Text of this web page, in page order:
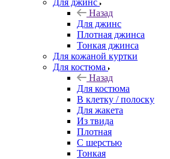
Для джинс
Назад
Для джинс
Плотная джинса
Тонкая джинса
Для кожаной куртки
Для костюма
Назад
Для костюма
В клетку / полоску
Для жакета
Из твида
Плотная
С шерстью
Тонкая